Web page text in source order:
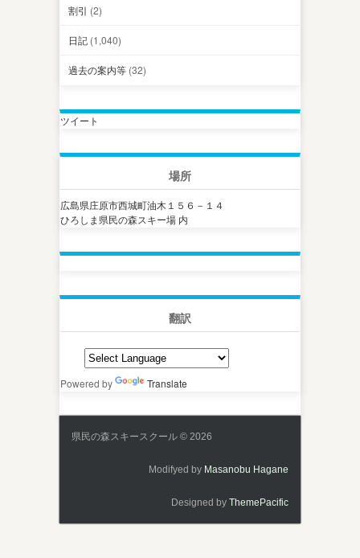
割引 (2)
日記 (1,040)
過去の案内等 (32)
ツイート
場所
広島県庄原市西城町油木１５６－１４
ひろしま県民の森スキー場 内
翻訳
Powered by Translate
県民の森スキースクール © 2026
Modifyed by Masanobu Hagane
Designed by ThemePacific